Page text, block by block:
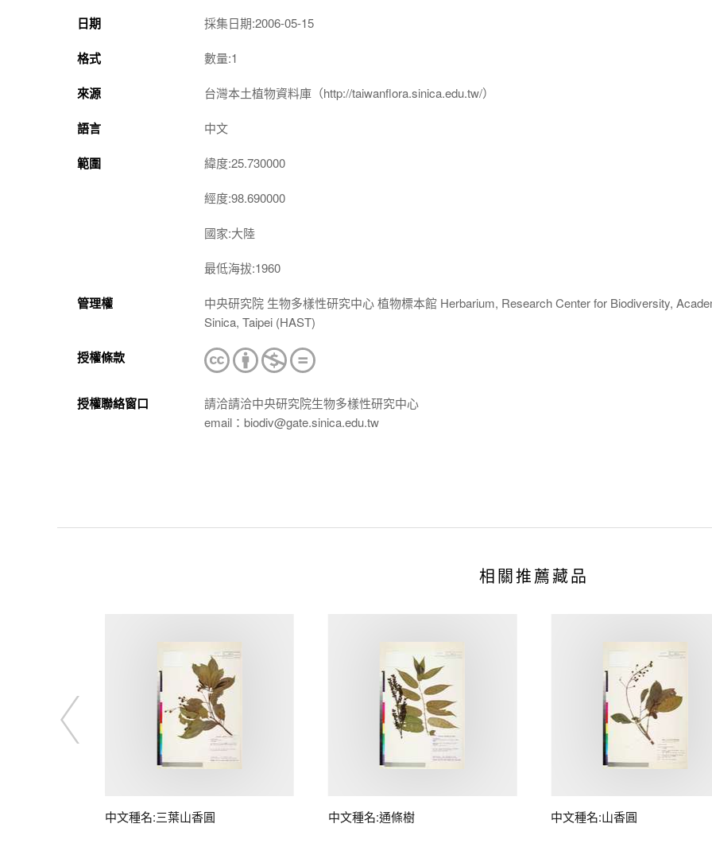
日期 採集日期:2006-05-15
格式 數量:1
來源 台灣本土植物資料庫（http://taiwanflora.sinica.edu.tw/）
語言 中文
範圍 緯度:25.730000
經度:98.690000
國家:大陸
最低海拔:1960
管理權
中央研究院 生物多樣性研究中心 植物標本館 Herbarium, Research Center for Biodiversity,
Sinica, Taipei (HAST)
授權條款
授權聯絡窗口
請洽請洽中央研究院生物多樣性研究中心
email：biodiv@gate.sinica.edu.tw
相關推薦藏品
中文種名:三葉山香圓 中文種名:通條樹 中文種名:山香圓